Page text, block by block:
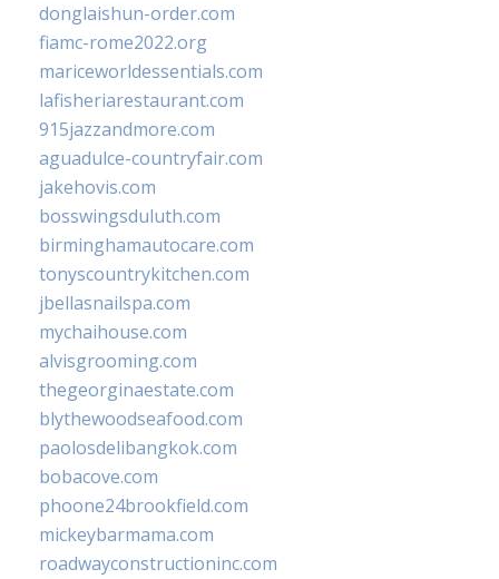
donglaishun-order.com
fiamc-rome2022.org
mariceworldessentials.com
lafisheriarestaurant.com
915jazzandmore.com
aguadulce-countryfair.com
jakehovis.com
bosswingsduluth.com
birminghamautocare.com
tonyscountrykitchen.com
jbellasnailspa.com
mychaihouse.com
alvisgrooming.com
thegeorginaestate.com
blythewoodseafood.com
paolosdelibangkok.com
bobacove.com
phoone24brookfield.com
mickeybarmama.com
roadwayconstructioninc.com